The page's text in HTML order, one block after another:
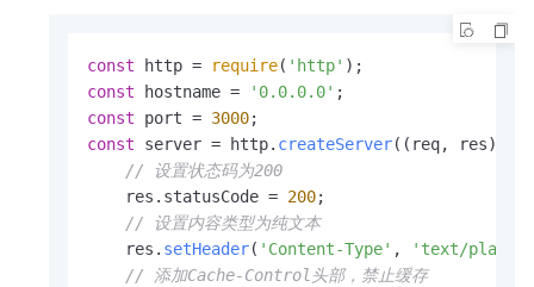
const http = require( 'http'
const hostname = '0.0.0.0'
const port = 3000
const server = http. createServer( ( req, res) =>
// 设置状态码为200
    res.
statusCode = 200;
// 设置内容类型为纯文本
    res.
setHeader( 'Content-Type' , 'text/plain'
// 添加Cache-Control头部，禁止缓存